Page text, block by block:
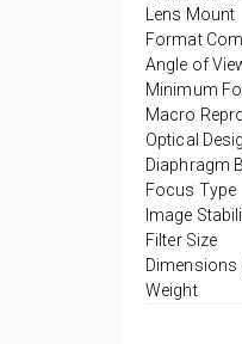
Lens Mount
Format
Angle of
Minimum
Macro
Optical
Diaphragm
Focus Type
Image
Filter Size
Dimensions
Weight